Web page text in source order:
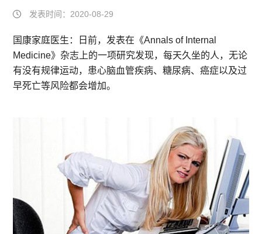
服务支持
关于我们
发表时间：2020-08-29
国康家庭医生：日前，发表在《Annals of Internal
Medicine》杂志上的一项研究发现，每天久坐的人，无论
有没有规律运动，患心脑血管疾病、糖尿病、癌症以及过
早死亡等风险都会增加。